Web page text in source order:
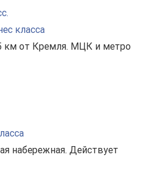
класса
км от Кремля. МЦК и метро
набережная. Действует